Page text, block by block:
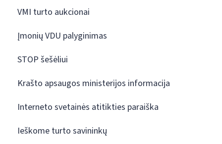
VMI turto aukcionai
Įmonių VDU palyginimas
STOP šešėliui
Krašto apsaugos ministerijos informacija
Interneto svetainės atitikties paraiška
Ieškome turto savininkų